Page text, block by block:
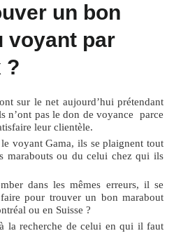
un bon
voyant par
?
sur le net aujourd’hui prétendant
n’ont pas le don de voyance parce
leur clientèle.
voyant Gama, ils se plaignent tout
marabouts ou du celui chez qui ils
dans les mêmes erreurs, il se
pour trouver un bon marabout
ou en Suisse ?
la recherche de celui en qui il faut